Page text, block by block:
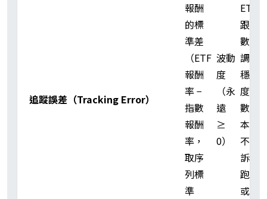
追蹤誤差（Tracking Error）
報酬
的標
準差
（ETF
報酬
率 −
指數
報酬
率，
取序
列標
準
波動
度
（永
遠
≥
0）
ETF
跟指
數步
調的
穩定
度，
數字
本身
不告
訴你
跑贏
或跑